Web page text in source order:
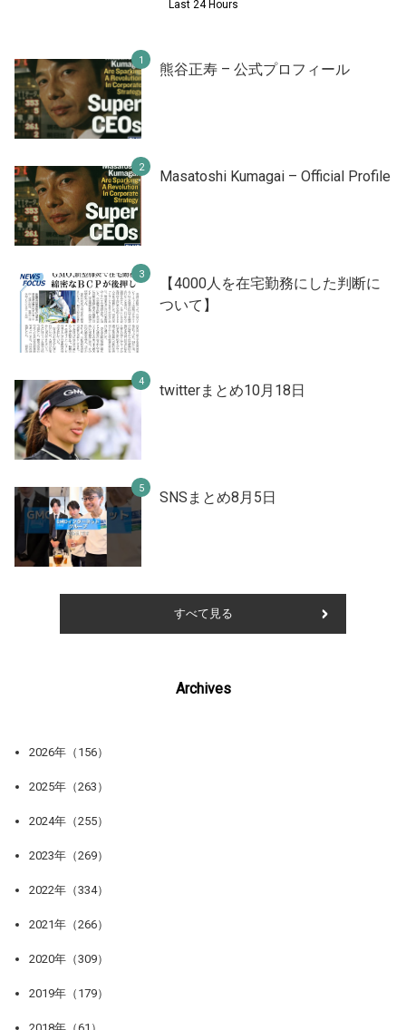
Last 24 Hours
熊谷正寿 – 公式プロフィール
Masatoshi Kumagai – Official Profile
【4000人を在宅勤務にした判断に
ついて】
twitterまとめ10月18日
SNSまとめ8月5日
すべて見る
Archives
2026年（156）
2025年（263）
2024年（255）
2023年（269）
2022年（334）
2021年（266）
2020年（309）
2019年（179）